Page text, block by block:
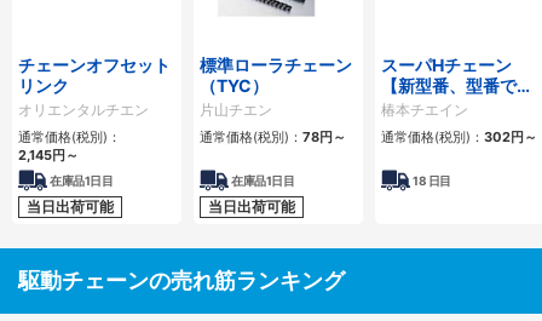
チェーンオフセット
リンク
オリエンタルチエン
通常価格(税別)：
2,145円～
在庫品1日目
当日出荷可能
標準ローラチェーン
（TYC）
片山チエン
通常価格(税別)： 78円～
在庫品1日目
当日出荷可能
スーパHチェーン
【新型番、型番でリ
ンク数指定】
椿本チエイン
通常価格(税別)： 302円～
18 日目
駆動チェーンの売れ筋ランキング